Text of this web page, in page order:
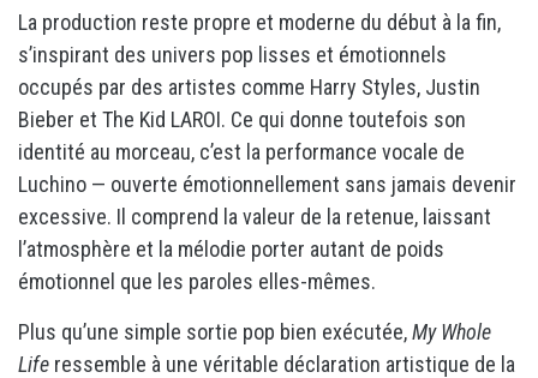
La production reste propre et moderne du début à la fin,
s’inspirant des univers pop lisses et émotionnels
occupés par des artistes comme Harry Styles, Justin
Bieber et The Kid LAROI. Ce qui donne toutefois son
identité au morceau, c’est la performance vocale de
Luchino — ouverte émotionnellement sans jamais devenir
excessive. Il comprend la valeur de la retenue, laissant
l’atmosphère et la mélodie porter autant de poids
émotionnel que les paroles elles-mêmes.
Plus qu’une simple sortie pop bien exécutée,My Whole
Life ressemble à une véritable déclaration artistique de la